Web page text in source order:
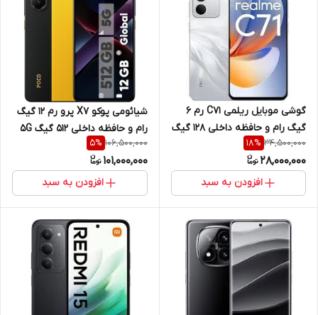
گوشی موبایل ریلمی C71 رم 6
گیگ رام و حافظه داخلی 128 گیگ
4G
34,500,000
18%
28,000,000
افزودن به سبد
شیائومی پوکو X7 پرو رم 12 گیگ
رام و حافظه داخلی 512 گیگ 5G
106,500,000
5%
101,000,000
افزودن به سبد